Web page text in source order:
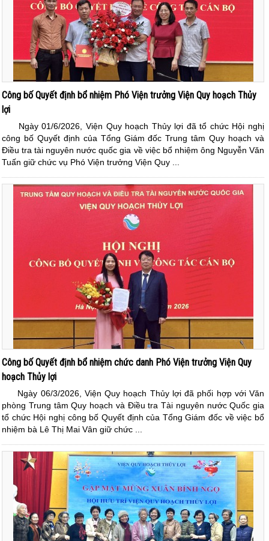
Công bố Quyết định bổ nhiệm Phó Viện trưởng Viện Quy hoạch Thủy
lợi
Ngày 01/6/2026, Viện Quy hoạch Thủy lợi đã tổ chức Hội nghị
công bố Quyết định của Tổng Giám đốc Trung tâm Quy hoạch và
Điều tra tài nguyên nước quốc gia về việc bổ nhiệm ông Nguyễn Văn
Tuấn giữ chức vụ Phó Viện trưởng Viện Quy ...
Công bố Quyết định bổ nhiệm chức danh Phó Viện trưởng Viện Quy
hoạch Thủy lợi
Ngày 06/3/2026, Viện Quy hoạch Thủy lợi đã phối hợp với Văn
phòng Trung tâm Quy hoạch và Điều tra Tài nguyên nước Quốc gia
tổ chức Hội nghị công bố Quyết định của Tổng Giám đốc về việc bổ
nhiệm bà Lê Thị Mai Vân giữ chức ...